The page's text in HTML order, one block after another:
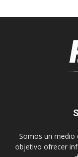
Somos un medio
objetivo ofrecer